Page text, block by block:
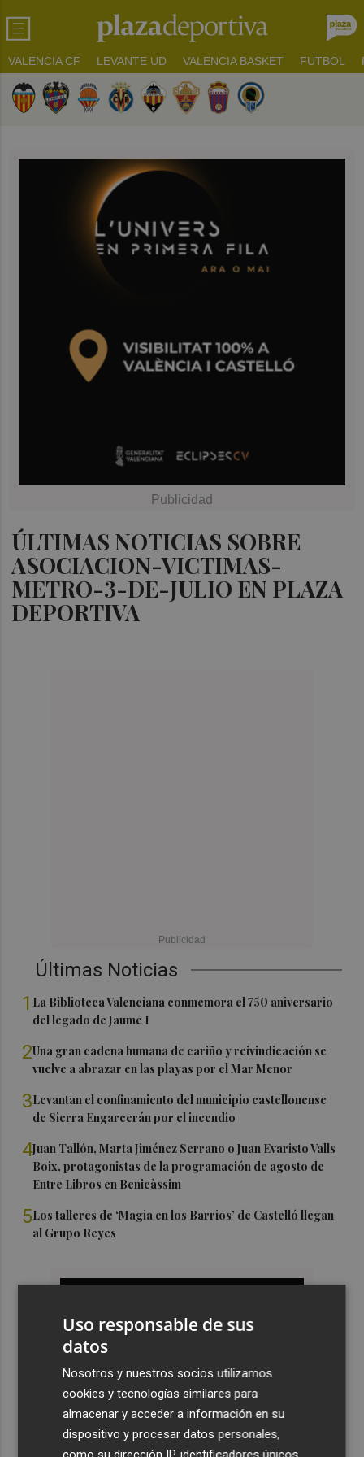
VALENCIA CF LEVANTE UD VALENCIA BASKET FUTBOL
ÚLTIMAS NOTICIAS SOBRE
ASOCIACION-VICTIMAS-
METRO-3-DE-JULIO EN PLAZA
DEPORTIVA
Últimas Noticias
1 La Biblioteca Valenciana conmemora el 750 aniversario
del legado de Jaume I
2Una gran cadena humana de cariño y reivindicación se
vuelve a abrazar en las playas por el Mar Menor
3Levantan el confinamiento del municipio castellonense
de Sierra Engarcerán por el incendio
4Juan Tallón, Marta Jiménez Serrano o Juan Evaristo Valls
Boix, protagonistas de la programación de agosto de
Entre Libros en Benicàssim
5Los talleres de ‘Magia en los Barrios’ de Castelló llegan
al Grupo Reyes
Uso responsable de sus
datos
Nosotros y nuestros socios utilizamos
cookies y tecnologías similares para
almacenar y acceder a información en su
dispositivo y procesar datos personales,